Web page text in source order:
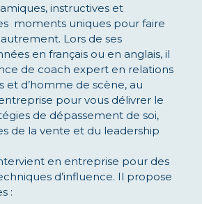
instructives et
moments uniques pour faire
Lors de ses
en français ou en anglais, il
de coach expert en relations
et d’homme de scène, au
pour vous délivrer le
de dépassement de soi,
de la vente et du leadership
en entreprise pour des
d’influence. Il propose
: